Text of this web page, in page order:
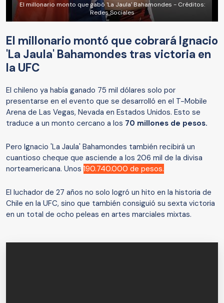
El millonario monto que gabó 'La Jaula' Bahamondes - Créditos:
Redes Sociales
El millonario montó que cobrará Ignacio
'La Jaula' Bahamondes tras victoria en
la UFC
El chileno ya había ganado 75 mil dólares solo por
presentarse en el evento que se desarrolló en el T-Mobile
Arena de Las Vegas, Nevada en Estados Unidos. Esto se
traduce a un monto cercano a los 70 millones de pesos.
Pero Ignacio 'La Jaula' Bahamondes también recibirá un
cuantioso cheque que asciende a los 206 mil de la divisa
norteamericana. Unos 190.740.000 de pesos.
El luchador de 27 años no solo logró un hito en la historia de
Chile en la UFC, sino que también consiguió su sexta victoria
en un total de ocho peleas en artes marciales mixtas.